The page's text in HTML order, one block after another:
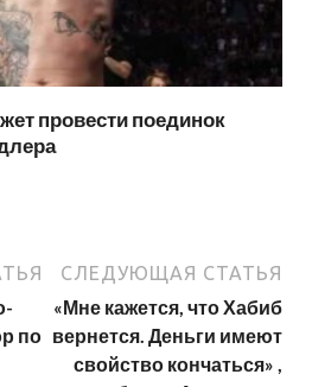
провести поединок
по
СЛЕДУЮЩАЯ СТАТЬЯ
«Мне кажется, что Хабиб
вернется. Деньги имеют
свойство кончаться» ,